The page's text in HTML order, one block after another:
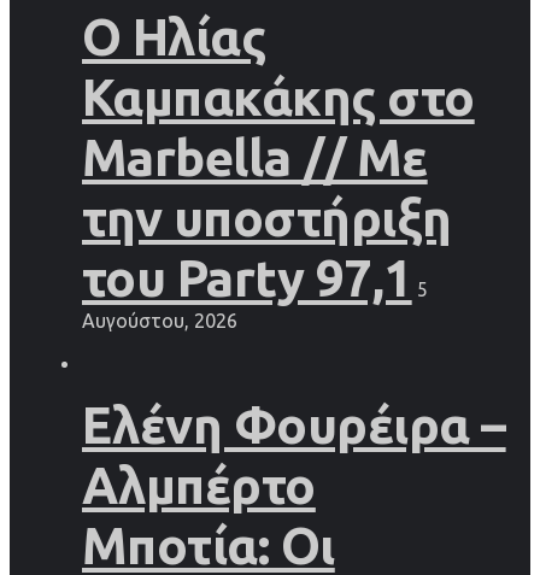
Ο Ηλίας
Καμπακάκης στο
Marbella // Με
την υποστήριξη
του Party 97,1
5
Αυγούστου, 2026
Ελένη Φουρέιρα –
Αλμπέρτο
Μποτία: Οι